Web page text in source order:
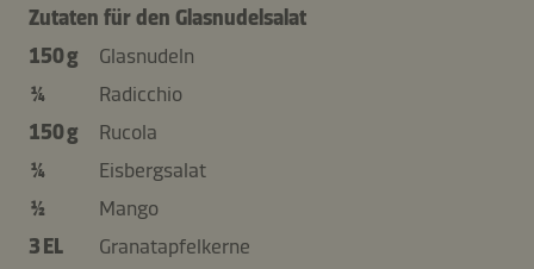
Zutaten für den Glasnudelsalat
150 g
Glasnudeln
¼
Radicchio
150 g
Rucola
¼
Eisbergsalat
½
Mango
3 EL
Granatapfelkerne